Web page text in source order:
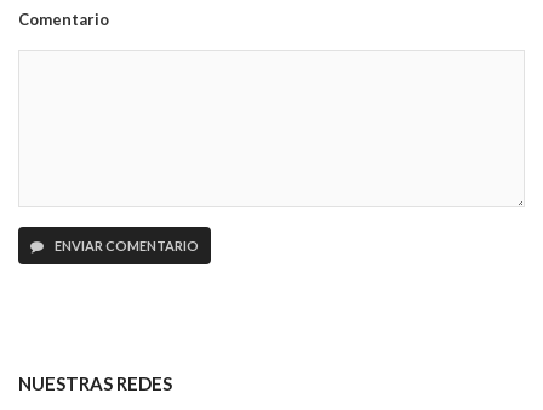
Comentario
ENVIAR COMENTARIO
NUESTRAS REDES